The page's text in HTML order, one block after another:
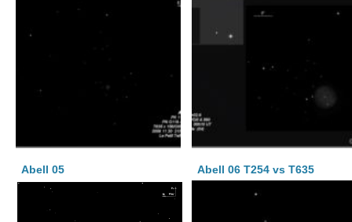
Abell 05 Abell 06 T254 vs T635